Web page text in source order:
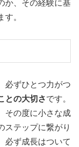
か、その経験に基
。
必ずひとつ力がつ
との大切さです。
その度に小さな成
ステップに繋がり
必ず成長はついて